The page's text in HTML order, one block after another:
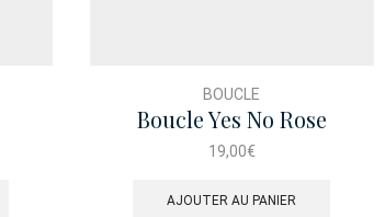
BOUCLE
Boucle Yes No Rose
19,00€
AJOUTER AU PANIER